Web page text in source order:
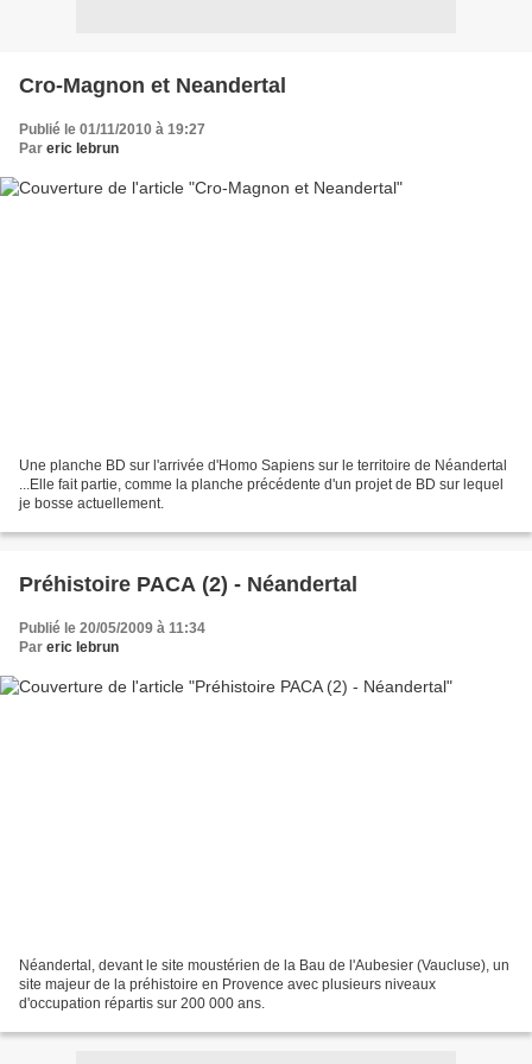
Cro-Magnon et Neandertal
Publié le 01/11/2010 à 19:27
Par eric lebrun
Une planche BD sur l'arrivée d'Homo Sapiens sur le territoire de Néandertal
...Elle fait partie, comme la planche précédente d'un projet de BD sur lequel
je bosse actuellement.
Préhistoire PACA (2) - Néandertal
Publié le 20/05/2009 à 11:34
Par eric lebrun
Néandertal, devant le site moustérien de la Bau de l'Aubesier (Vaucluse), un
site majeur de la préhistoire en Provence avec plusieurs niveaux
d'occupation répartis sur 200 000 ans.